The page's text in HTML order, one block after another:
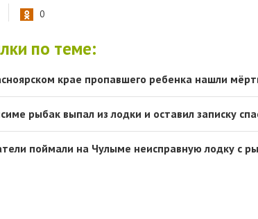
0
по теме:
крае пропавшего ребенка нашли
рыбак выпал из лодки и оставил записку
поймали на Чулыме неисправную лодку с